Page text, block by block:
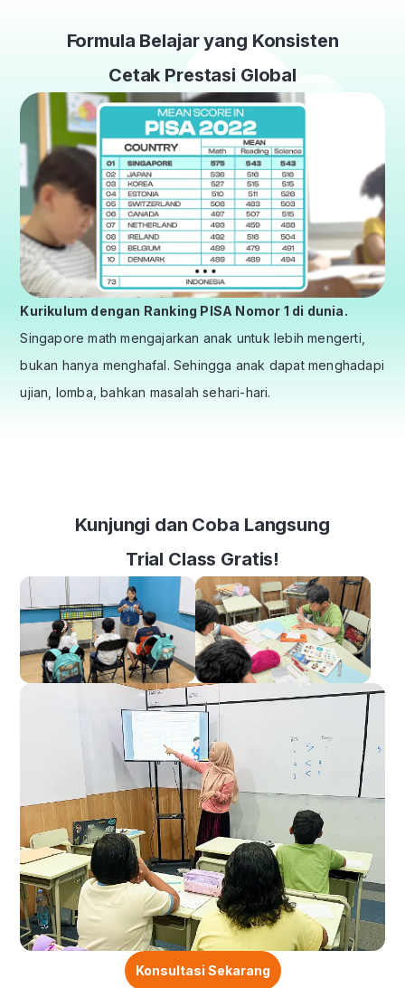
Formula Belajar yang Konsisten
Cetak Prestasi Global
Kurikulum dengan Ranking PISA Nomor 1 di dunia.
Singapore math mengajarkan anak untuk lebih mengerti,
bukan hanya menghafal. Sehingga anak dapat menghadapi
ujian, lomba, bahkan masalah sehari-hari.
Kunjungi dan Coba Langsung
Trial Class Gratis!
Konsultasi Sekarang